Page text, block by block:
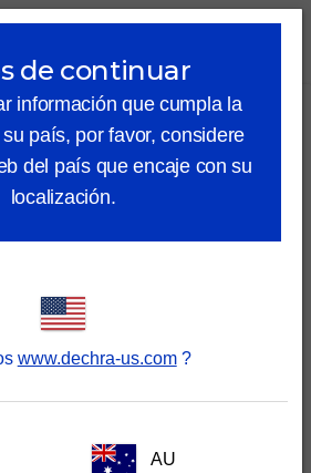
lock_outline search menu
un delegado de Dechra
sobre la App Dechra Vet
Coach
de continuar
información que cumpla la
país, por favor, considere
del país que encaje con su
localización.
www.dechra-us.com?
AU